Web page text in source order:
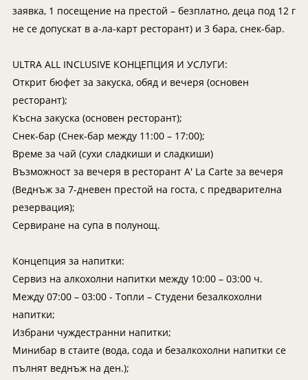
Екскурзии в Нигерия
Екскурзии в Норвегия
Екскурзии в Канада
Екскурзии в САЩ
Сейшели
Сингапур
Танзания
Уганда
Уругвай
Чили
Шри Ланка
Южна Африка
Южна Корея
Япония
заявка, 1 посещение на престой – безплатно, деца под 12 г
не се допускат в а-ла-карт ресторант) и 3 бара, снек-бар.
ULTRA ALL INCLUSIVE КОНЦЕПЦИЯ И УСЛУГИ:
Открит бюфет за закуска, обяд и вечеря (основен
ресторант);
Късна закуска (основен ресторант);
Снек-бар (Снек-бар между 11:00 – 17:00);
Време за чай (сухи сладкиши и сладкиши)
Възможност за вечеря в ресторант A' La Carte за вечеря
(Веднъж за 7-дневен престой на госта, с предварителна
резервация);
Сервиране на супа в полунощ.
Концепция за напитки:
Сервиз на алкохолни напитки между 10:00 – 03:00 ч.
Между 07:00 – 03:00 - Топли – Студени безалкохолни
напитки;
Избрани чуждестранни напитки;
Минибар в стаите (вода, сода и безалкохолни напитки се
пълнят веднъж на ден.);